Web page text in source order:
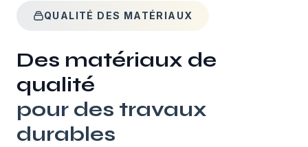
QUALITÉ DES MATÉRIAUX
Des matériaux de
qualité
pour des travaux
durables